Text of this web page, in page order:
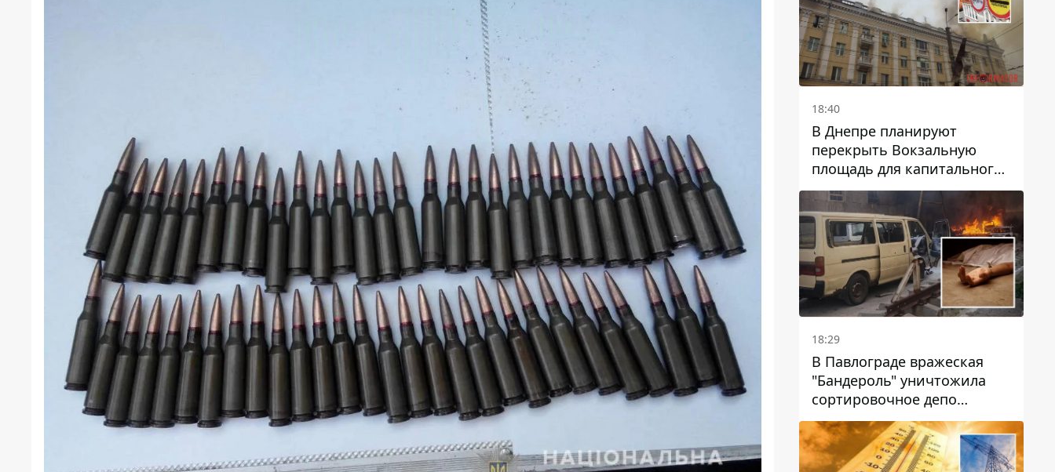
18:40
В Днепре планируют
перекрыть Вокзальную
площадь для капитального
ремонта дома, в который
попала вражеская ракета:
какие сроки
18:29
В Павлограде вражеская
"Бандероль" уничтожила
сортировочное депо
"Укрпошти" и убила двух
работниц